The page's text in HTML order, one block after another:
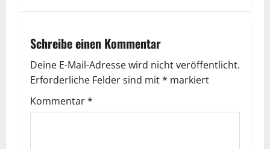
Schreibe einen Kommentar
Deine E-Mail-Adresse wird nicht veröffentlicht.
Erforderliche Felder sind mit* markiert
Kommentar*